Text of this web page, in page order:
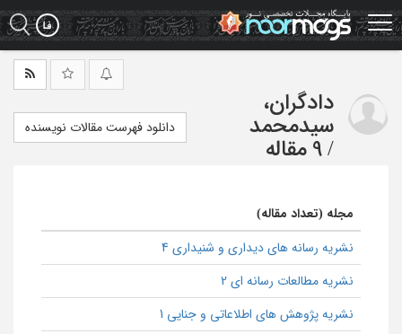
Skip
to
main
دادگران،
سیدمحمد
/ 9 مقاله
دانلود فهرست مقالات نویسنده
مجله (تعداد مقاله)
نشریه رسانه های دیداری و شنیداری 4
نشریه مطالعات رسانه ای 2
نشریه پژوهش های اطلاعاتی و جنایی 1